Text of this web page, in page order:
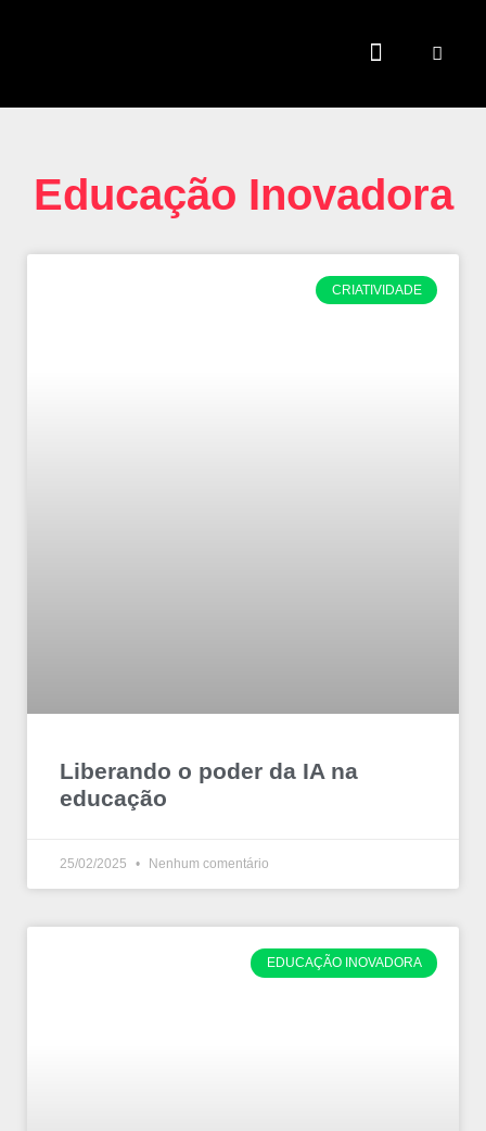
Educação Inovadora
CRIATIVIDADE
Liberando o poder da IA na
educação
25/02/2025 Nenhum comentário
EDUCAÇÃO INOVADORA